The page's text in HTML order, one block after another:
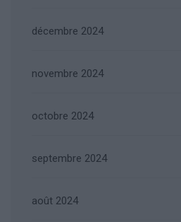
décembre 2024
novembre 2024
octobre 2024
septembre 2024
août 2024